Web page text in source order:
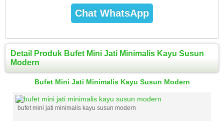
Chat WhatsApp
Detail Produk Bufet Mini Jati Minimalis Kayu Susun
Modern
Bufet Mini Jati Minimalis Kayu Susun Modern
bufet mini jati minimalis kayu susun modern